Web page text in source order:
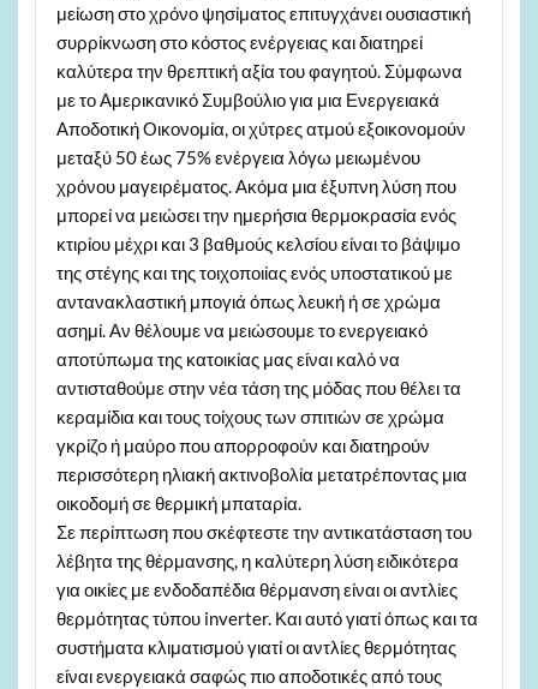
μείωση στο χρόνο ψησίματος επιτυγχάνει ουσιαστική
συρρίκνωση στο κόστος ενέργειας και διατηρεί
καλύτερα την θρεπτική αξία του φαγητού. Σύμφωνα
με το Αμερικανικό Συμβούλιο για μια Ενεργειακά
Αποδοτική Οικονομία, οι χύτρες ατμού εξοικονομούν
μεταξύ 50 έως 75% ενέργεια λόγω μειωμένου
χρόνου μαγειρέματος. Ακόμα μια έξυπνη λύση που
μπορεί να μειώσει την ημερήσια θερμοκρασία ενός
κτιρίου μέχρι και 3 βαθμούς κελσίου είναι το βάψιμο
της στέγης και της τοιχοποιίας ενός υποστατικού με
αντανακλαστική μπογιά όπως λευκή ή σε χρώμα
ασημί. Αν θέλουμε να μειώσουμε το ενεργειακό
αποτύπωμα της κατοικίας μας είναι καλό να
αντισταθούμε στην νέα τάση της μόδας που θέλει τα
κεραμίδια και τους τοίχους των σπιτιών σε χρώμα
γκρίζο ή μαύρο που απορροφούν και διατηρούν
περισσότερη ηλιακή ακτινοβολία μετατρέποντας μια
οικοδομή σε θερμική μπαταρία.
Σε περίπτωση που σκέφτεστε την αντικατάσταση του
λέβητα της θέρμανσης, η καλύτερη λύση ειδικότερα
για οικίες με ενδοδαπέδια θέρμανση είναι οι αντλίες
θερμότητας τύπου inverter. Και αυτό γιατί όπως και τα
συστήματα κλιματισμού γιατί οι αντλίες θερμότητας
είναι ενεργειακά σαφώς πιο αποδοτικές από τους